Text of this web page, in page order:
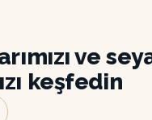
ve
keşfedin